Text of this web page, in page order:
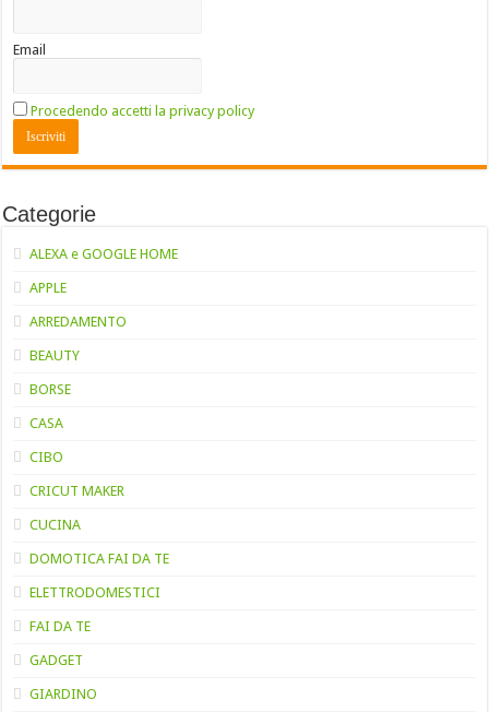
Email
Procedendo accetti la privacy policy
Categorie
ALEXA e GOOGLE HOME
APPLE
ARREDAMENTO
BEAUTY
BORSE
CASA
CIBO
CRICUT MAKER
CUCINA
DOMOTICA FAI DA TE
ELETTRODOMESTICI
FAI DA TE
GADGET
GIARDINO